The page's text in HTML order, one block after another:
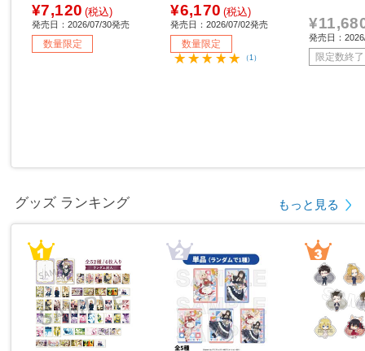
¥7,120 (税込)
発売日：2026/07/30発売
数量限定
¥6,170 (税込)
発売日：2026/07/02発売
数量限定
（1）
発売日：
限定数終了
グッズ ランキング もっと見る